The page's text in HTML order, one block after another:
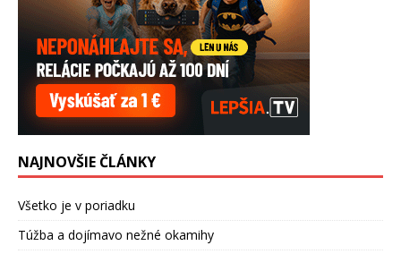
NAJNOVŠIE ČLÁNKY
Všetko je v poriadku
Túžba a dojímavo nežné okamihy